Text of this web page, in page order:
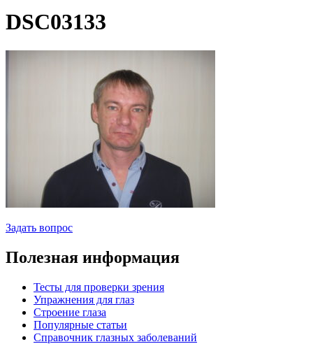
DSC03133
Задать вопрос
Полезная информация
Тесты для проверки зрения
Упражнения для глаз
Строение глаза
Популярные статьи
Справочник глазных заболеваний